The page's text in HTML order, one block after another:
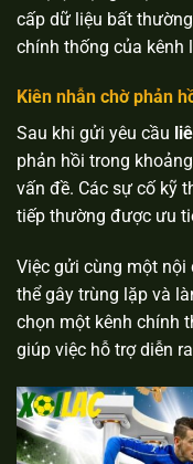
cấp dữ liệu bất
chính thống của kênh
Kiên nhẫn chờ phản
Sau khi gửi yêu cầu
phản hồi trong
vấn đề. Các sự cố kỹ
tiếp thường được ưu
Việc gửi cùng một nội
thể gây trùng lặp và
chọn một kênh chính
giúp việc hỗ trợ diễn